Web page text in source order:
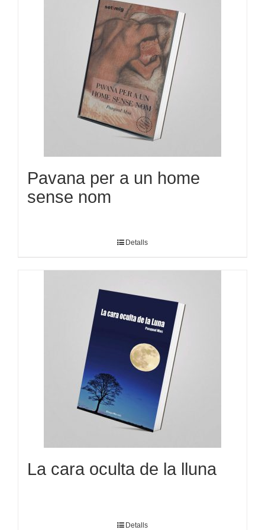
Pavana per a un home
sense nom
Detalls
La cara oculta de la lluna
Detalls